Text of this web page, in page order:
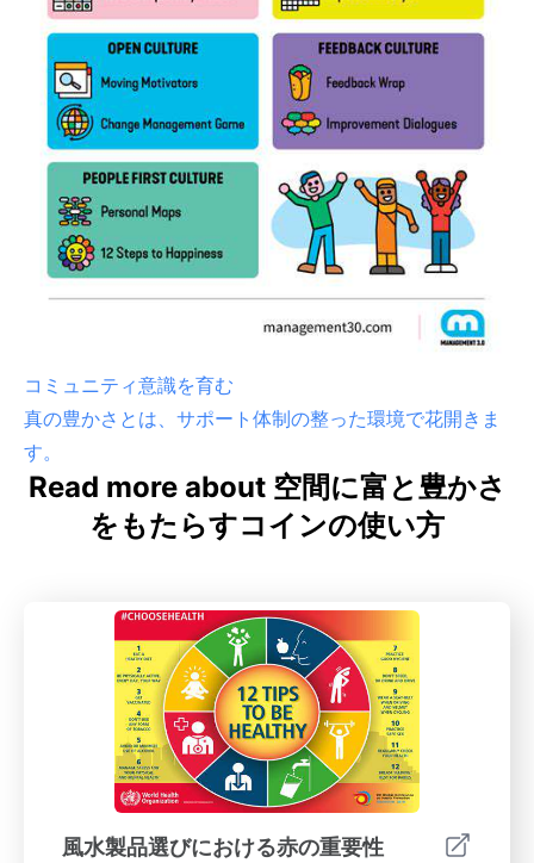
コミュニティ意識を育む
真の豊かさとは、サポート体制の整った環境で花開きま
す。
Read more about 空間に富と豊かさ
をもたらすコインの使い方
風水製品選びにおける赤の重要性